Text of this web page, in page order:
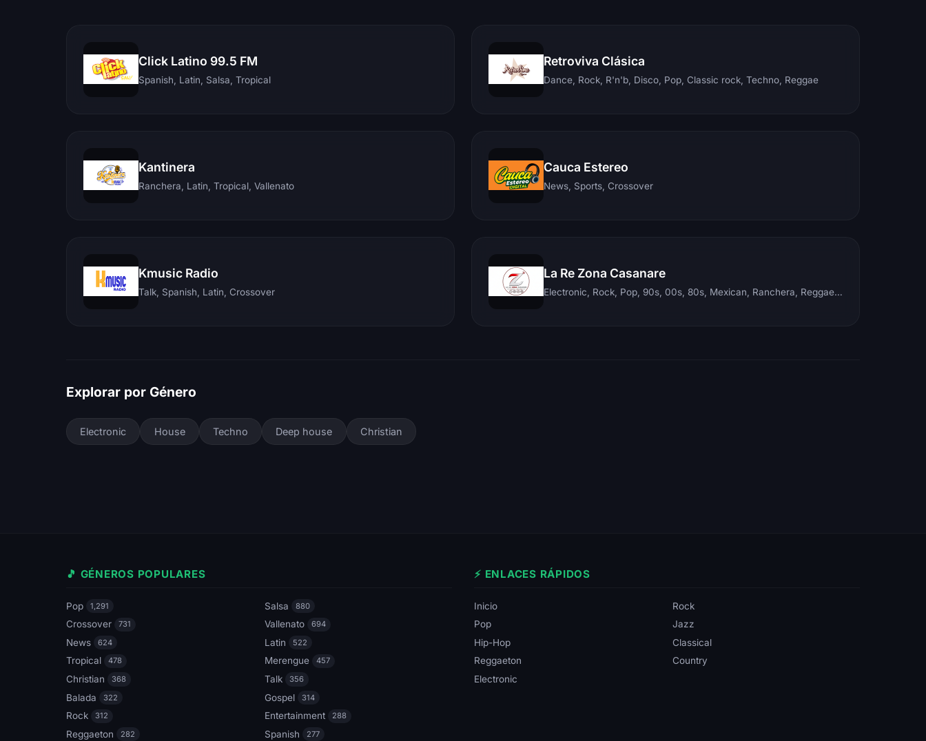
Click Latino 99.5 FM
Spanish, Latin, Salsa, Tropical
Retroviva Clásica
Dance, Rock, R'n'b, Disco, Pop, Classic rock, Techno, Reggae
Kantinera
Ranchera, Latin, Tropical, Vallenato
Cauca Estereo
News, Sports, Crossover
Kmusic Radio
Talk, Spanish, Latin, Crossover
La Re Zona Casanare
Electronic, Rock, Pop, 90s, 00s, 80s, Mexican, Ranchera, Reggaeton, Instrumental, Salsa, Merengue, Tropical, Romantic, Vallenato, Llanera
Explorar por Género
Electronic House Techno Deep house Christian
🎵 GÉNEROS POPULARES
Pop 1,291 Salsa 880
Crossover 731 Vallenato 694
News 624 Latin 522
Tropical 478 Merengue 457
Christian 368 Talk 356
Balada 322 Gospel 314
Rock 312 Entertainment 288
Reggaeton 282 Spanish 277
⚡ ENLACES RÁPIDOS
Inicio
Rock
Pop
Jazz
Hip-Hop
Classical
Reggaeton
Country
Electronic